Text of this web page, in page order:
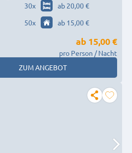
30x
ab 20,00 €
50x ab 15,00 €
ab 15,00 €
pro Person / Nacht
ZUM ANGEBOT